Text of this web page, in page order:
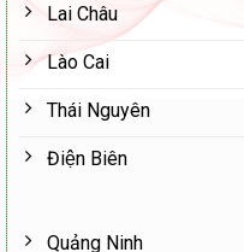
Lai Châu
Lào Cai
Thái Nguyên
Điện Biên
Quảng Ninh